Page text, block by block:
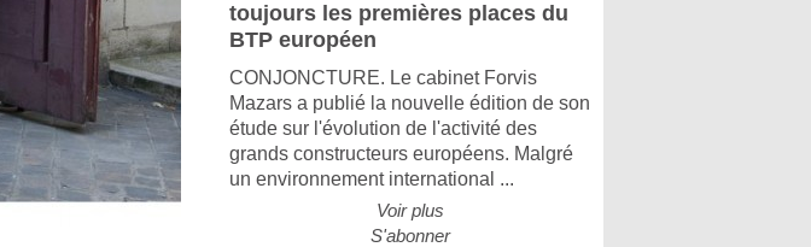
toujours les premières places du
BTP européen
CONJONCTURE. Le cabinet Forvis
Mazars a publié la nouvelle édition de son
étude sur l'évolution de l'activité des
grands constructeurs européens. Malgré
un environnement international ...
Voir plus
S'abonner